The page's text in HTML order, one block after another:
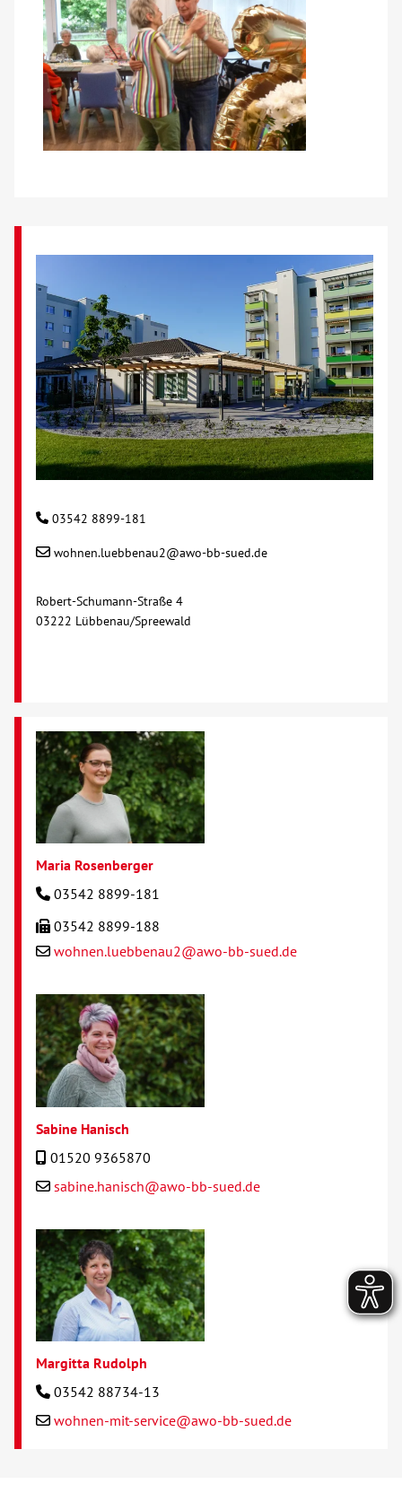
03542 8899-181
wohnen.luebbenau2@awo-bb-sued.de
Robert-Schumann-Straße 4
03222 Lübbenau/Spreewald
Maria Rosenberger
03542 8899-181
03542 8899-188
wohnen.luebbenau2@awo-bb-sued.de
Sabine Hanisch
01520 9365870
sabine.hanisch@awo-bb-sued.de
Margitta Rudolph
03542 88734-13
wohnen-mit-service@awo-bb-sued.de